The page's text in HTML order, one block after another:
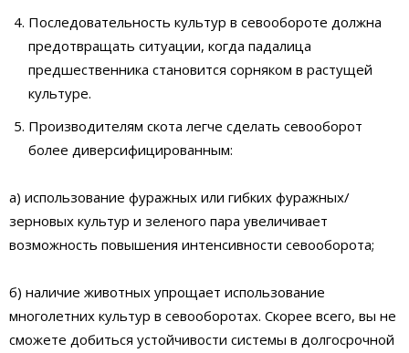
Последовательность культур в севообороте должна
предотвращать ситуации, когда падалица
предшественника становится сорняком в растущей
культуре.
Производителям скота легче сделать сево­оборот
более диверсифицированным:
а) использование фуражных или гибких фуражных/
зерновых культур и зеленого пара увеличивает
возможность повышения интенсивности севооборота;
б) наличие животных упрощает использование
многолетних культур в севооборотах. Скорее всего, вы не
сможете добиться устойчивости системы в долгосрочной